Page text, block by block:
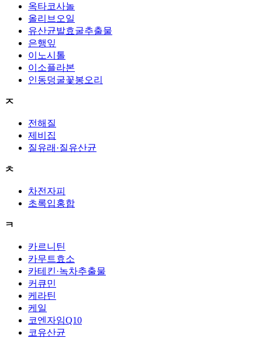
옥타코사놀
올리브오일
유산균발효굴추출물
은행잎
이노시톨
이소플라본
인동덩굴꽃봉오리
ㅈ
전해질
제비집
질유래·질유산균
ㅊ
차전자피
초록입홍합
ㅋ
카르니틴
카무트효소
카테킨·녹차추출물
커큐민
케라틴
케일
코엔자임Q10
코유산균